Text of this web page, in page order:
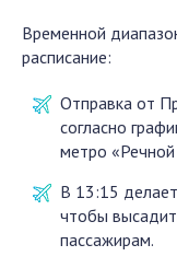
Временной
расписание:
Отправка от
согласно
метро «Речной
В 13:15
чтобы
пассажирам.